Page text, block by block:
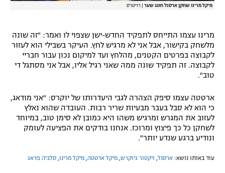
מיקל מרינו שחקן ארסנל חוגג שער רויטרס
מרינו עצמו התייחס לתפקיד החדש-ישן שצפוי לו ואמר: "זה שונה
מלשחק בקישור, אבל אני לא מרגיש לחץ. העיקר בשבילי הוא לעזור
לקבוצה בפרטים הקטנים, מהלחץ ועד למיקום נכון עבור חבריי
לקבוצה. זה תפקיד שונה ממה שאני רגיל אליו, אבל אני מסתגל די
טוב".
ארטטה עצמו סיפק הצהרה לגבי היעדרותו של יוקרס: "אני מודאג,
כי הוא לא סבל בעבר מבעיות שריר רבות. העובדה שהוא נאלץ
לעזוב את המגרש ומרגיש משהו היא כמובן לא סימן טוב, במיוחד
לשחקן כל כך פיצוץ ומרוכז. אנחנו בודקים את הפציעה לעומק
ונודיע ברגע שנדע יותר".
עוד באותו נושא: ארסנל ויקטור גיוקרש מיקל ארטטה מיקל מרינו סלביה פראג